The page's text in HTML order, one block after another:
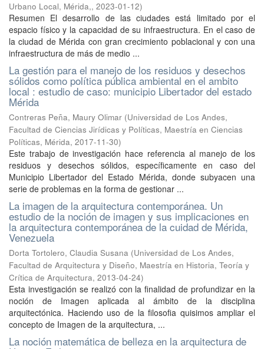
Urbano Local, Mérida,, 2023-01-12)
Resumen El desarrollo de las ciudades está limitado por el
espacio físico y la capacidad de su infraestructura. En el caso de
la ciudad de Mérida con gran crecimiento poblacional y con una
infraestructura de más de medio ...
La gestión para el manejo de los residuos y desechos
sólidos como política pública ambiental en el ambito
local : estudio de caso: municipio Libertador del estado
Mérida
Contreras Peña, Maury Olimar (Universidad de Los Andes,
Facultad de Ciencias Jirídicas y Políticas, Maestría en Ciencias
Políticas, Mérida, 2017-11-30)
Este trabajo de investigación hace referencia al manejo de los
residuos y desechos sólidos, específicamente en caso del
Municipio Libertador del Estado Mérida, donde subyacen una
serie de problemas en la forma de gestionar ...
La imagen de la arquitectura contemporánea. Un
estudio de la noción de imagen y sus implicaciones en
la arquitectura contemporánea de la cuidad de Mérida,
Venezuela
Dorta Tortolero, Claudia Susana (Universidad de Los Andes,
Facultad de Arquitectura y Diseño, Maestría en Historia, Teoría y
Crítica de Arquitectura, 2013-04-24)
Esta investigación se realizó con la finalidad de profundizar en la
noción de Imagen aplicada al ámbito de la disciplina
arquitectónica. Haciendo uso de la filosofia quisimos ampliar el
concepto de Imagen de la arquitectura, ...
La noción matemática de belleza en la arquitectura de